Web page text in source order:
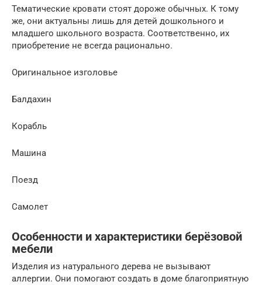
Тематические кровати стоят дороже обычных. К тому
же, они актуальны лишь для детей дошкольного и
младшего школьного возраста. Соответственно, их
приобретение не всегда рационально.
Оригинальное изголовье
Балдахин
Корабль
Машина
Поезд
Самолет
Особенности и характеристики берёзовой
мебели
Изделия из натурального дерева не вызывают
аллергии. Они помогают создать в доме благоприятную